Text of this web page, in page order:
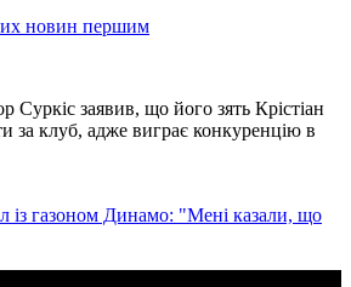
новин першим
Суркіс заявив, що його зять Крістіан
за клуб, адже виграє конкуренцію в
із газоном Динамо: "Мені казали, що